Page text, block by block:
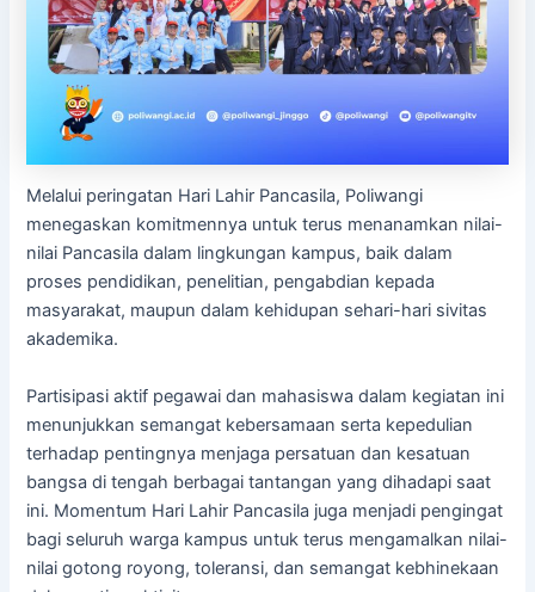
Melalui peringatan Hari Lahir Pancasila, Poliwangi
menegaskan komitmennya untuk terus menanamkan nilai-
nilai Pancasila dalam lingkungan kampus, baik dalam
proses pendidikan, penelitian, pengabdian kepada
masyarakat, maupun dalam kehidupan sehari-hari sivitas
akademika.
Partisipasi aktif pegawai dan mahasiswa dalam kegiatan ini
menunjukkan semangat kebersamaan serta kepedulian
terhadap pentingnya menjaga persatuan dan kesatuan
bangsa di tengah berbagai tantangan yang dihadapi saat
ini. Momentum Hari Lahir Pancasila juga menjadi pengingat
bagi seluruh warga kampus untuk terus mengamalkan nilai-
nilai gotong royong, toleransi, dan semangat kebhinekaan